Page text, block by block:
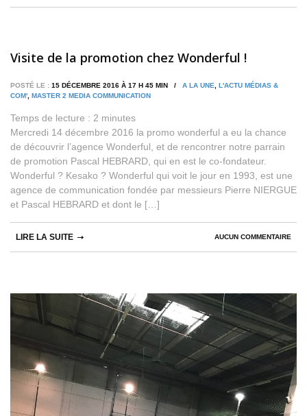
Visite de la promotion chez Wonderful !
POSTÉ LE : 15 DÉCEMBRE 2016 À 17 H 45 MIN / A LA UNE, L'ACTU MÉDIAS &
COM', MASTER 2 MEDIA COMMUNICATION
Temps de lecture : 2 minutes
Mercredi 14 décembre 2016 la promo wonderful a eu la chance
de découvrir l’agence Wonderful, et de rencontrer notre parrain
de promotion Pascal HEBRARD, qui en est le co-fondateur.
Wonderful ? Kesako ? Wonderful qui voit le jour en 1993, est une
agence de communication fondée par messieurs Pierre NIERGUE
et Pascal HEBRARD et dont le […]
AUCUN COMMENTAIRE
LIRE LA SUITE